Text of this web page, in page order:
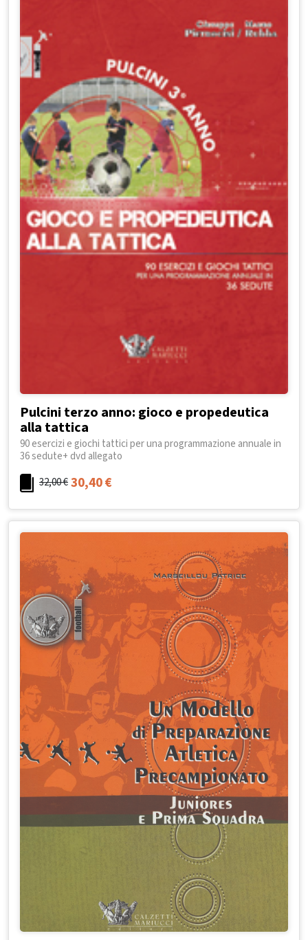
Pulcini terzo anno: gioco e propedeutica
alla tattica
90 esercizi e giochi tattici per una programmazione annuale in
36 sedute+ dvd allegato
32,00€30,40€